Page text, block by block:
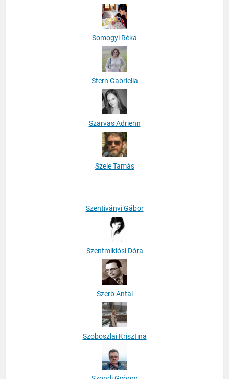
Soltész Krisztina
Somogyi Réka
Stern Gabriella
Szarvas Adrienn
Szentiványi Gábor
Szentmiklósi Dóra
Szerb Antal